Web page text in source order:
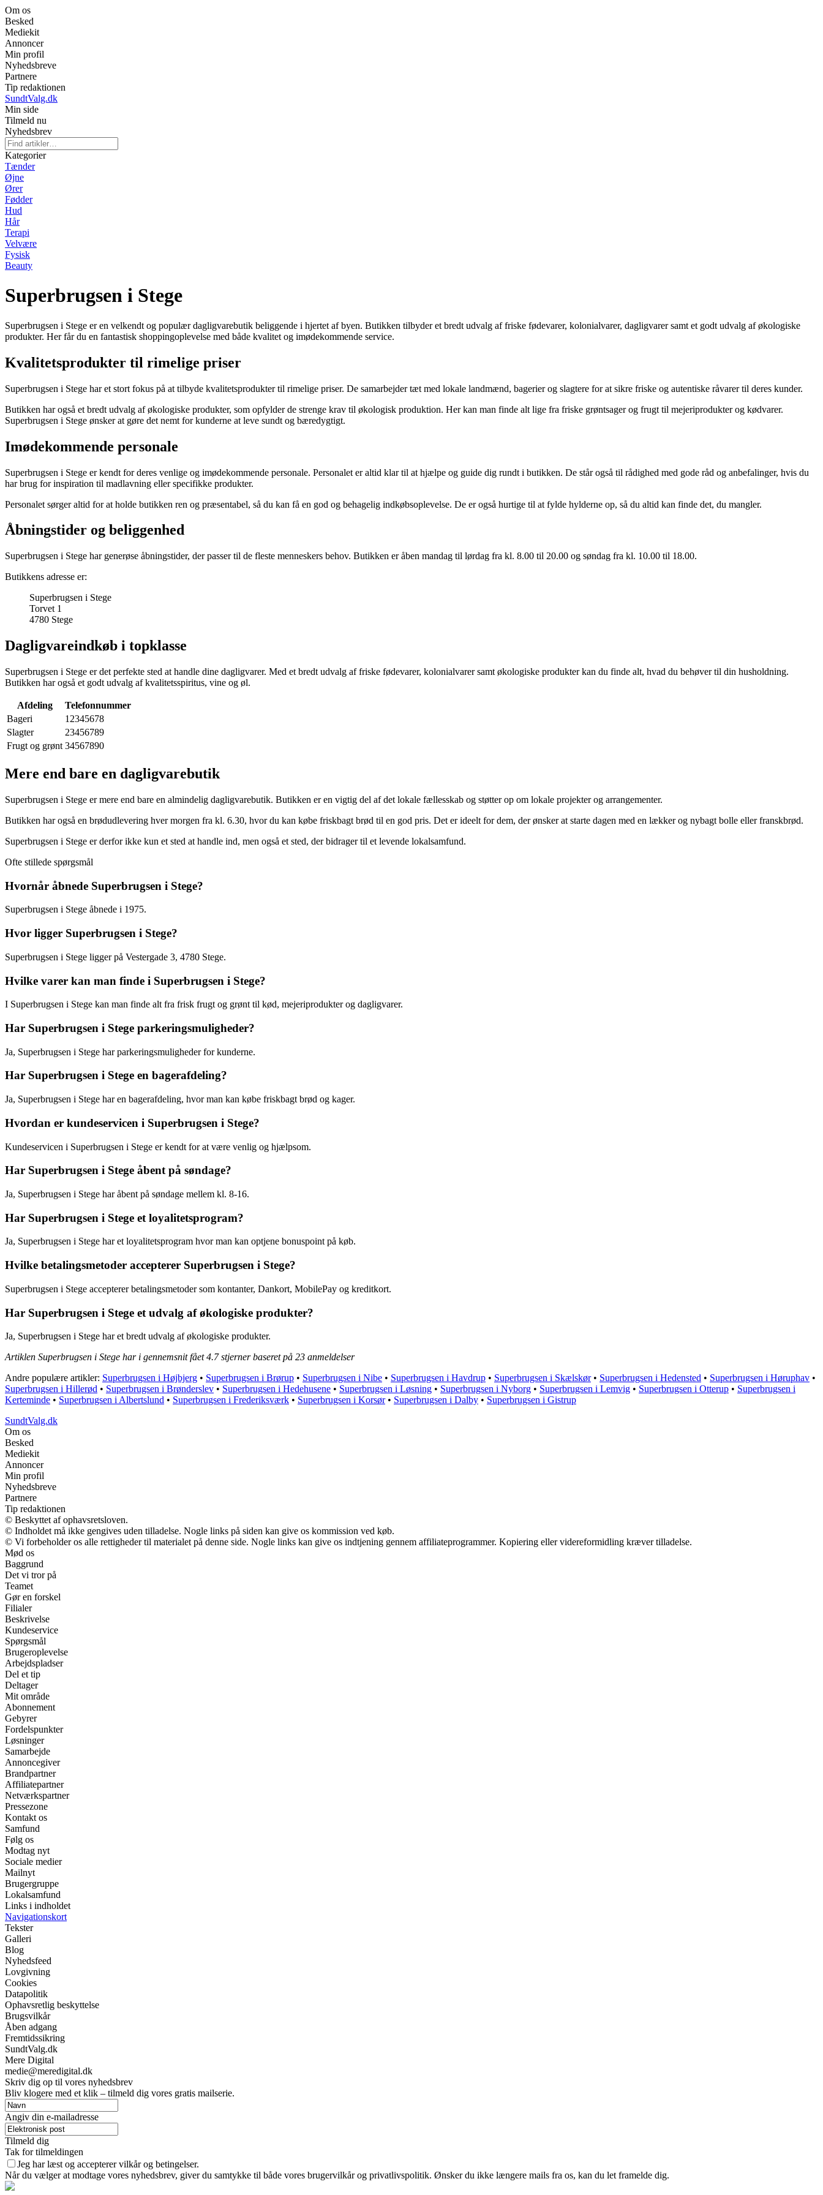
Om os
Besked
Mediekit
Annoncer
Min profil
Nyhedsbreve
Partnere
Tip redaktionen
SundtValg.dk
Min side
Tilmeld nu
Nyhedsbrev
Kategorier
Tænder
Øjne
Ører
Fødder
Hud
Hår
Terapi
Velvære
Fysisk
Beauty
Superbrugsen i Stege
Superbrugsen i Stege er en velkendt og populær dagligvarebutik beliggende i hjertet af byen. Butikken tilbyder et bredt udvalg af friske fødevarer, kolonialvarer, dagligvarer samt et godt udvalg af økologiske
produkter. Her får du en fantastisk shoppingoplevelse med både kvalitet og imødekommende service.
Kvalitetsprodukter til rimelige priser
Superbrugsen i Stege har et stort fokus på at tilbyde kvalitetsprodukter til rimelige priser. De samarbejder tæt med lokale landmænd, bagerier og slagtere for at sikre friske og autentiske råvarer til deres kunder.
Butikken har også et bredt udvalg af økologiske produkter, som opfylder de strenge krav til økologisk produktion. Her kan man finde alt lige fra friske grøntsager og frugt til mejeriprodukter og kødvarer.
Superbrugsen i Stege ønsker at gøre det nemt for kunderne at leve sundt og bæredygtigt.
Imødekommende personale
Superbrugsen i Stege er kendt for deres venlige og imødekommende personale. Personalet er altid klar til at hjælpe og guide dig rundt i butikken. De står også til rådighed med gode råd og anbefalinger, hvis du
har brug for inspiration til madlavning eller specifikke produkter.
Personalet sørger altid for at holde butikken ren og præsentabel, så du kan få en god og behagelig indkøbsoplevelse. De er også hurtige til at fylde hylderne op, så du altid kan finde det, du mangler.
Åbningstider og beliggenhed
Superbrugsen i Stege har generøse åbningstider, der passer til de fleste menneskers behov. Butikken er åben mandag til lørdag fra kl. 8.00 til 20.00 og søndag fra kl. 10.00 til 18.00.
Butikkens adresse er:
Superbrugsen i Stege
Torvet 1
4780 Stege
Dagligvareindkøb i topklasse
Superbrugsen i Stege er det perfekte sted at handle dine dagligvarer. Med et bredt udvalg af friske fødevarer, kolonialvarer samt økologiske produkter kan du finde alt, hvad du behøver til din husholdning.
Butikken har også et godt udvalg af kvalitetsspiritus, vine og øl.
Afdeling
Telefonnummer
Bageri
12345678
Slagter
23456789
Frugt og grønt 34567890
Mere end bare en dagligvarebutik
Superbrugsen i Stege er mere end bare en almindelig dagligvarebutik. Butikken er en vigtig del af det lokale fællesskab og støtter op om lokale projekter og arrangementer.
Butikken har også en brødudlevering hver morgen fra kl. 6.30, hvor du kan købe friskbagt brød til en god pris. Det er ideelt for dem, der ønsker at starte dagen med en lækker og nybagt bolle eller franskbrød.
Superbrugsen i Stege er derfor ikke kun et sted at handle ind, men også et sted, der bidrager til et levende lokalsamfund.
Ofte stillede spørgsmål
Hvornår åbnede Superbrugsen i Stege?
Superbrugsen i Stege åbnede i 1975.
Hvor ligger Superbrugsen i Stege?
Superbrugsen i Stege ligger på Vestergade 3, 4780 Stege.
Hvilke varer kan man finde i Superbrugsen i Stege?
I Superbrugsen i Stege kan man finde alt fra frisk frugt og grønt til kød, mejeriprodukter og dagligvarer.
Har Superbrugsen i Stege parkeringsmuligheder?
Ja, Superbrugsen i Stege har parkeringsmuligheder for kunderne.
Har Superbrugsen i Stege en bagerafdeling?
Ja, Superbrugsen i Stege har en bagerafdeling, hvor man kan købe friskbagt brød og kager.
Hvordan er kundeservicen i Superbrugsen i Stege?
Kundeservicen i Superbrugsen i Stege er kendt for at være venlig og hjælpsom.
Har Superbrugsen i Stege åbent på søndage?
Ja, Superbrugsen i Stege har åbent på søndage mellem kl. 8-16.
Har Superbrugsen i Stege et loyalitetsprogram?
Ja, Superbrugsen i Stege har et loyalitetsprogram hvor man kan optjene bonuspoint på køb.
Hvilke betalingsmetoder accepterer Superbrugsen i Stege?
Superbrugsen i Stege accepterer betalingsmetoder som kontanter, Dankort, MobilePay og kreditkort.
Har Superbrugsen i Stege et udvalg af økologiske produkter?
Ja, Superbrugsen i Stege har et bredt udvalg af økologiske produkter.
Artiklen Superbrugsen i Stege har i gennemsnit fået4.7stjerner baseret på 23 anmeldelser
Andre populære artikler: Superbrugsen i Højbjerg • Superbrugsen i Brørup • Superbrugsen i Nibe • Superbrugsen i Havdrup • Superbrugsen i Skælskør• Superbrugsen i Hedensted • Superbrugsen i Høruphav •
Superbrugsen i Hillerød • Superbrugsen i Brønderslev • Superbrugsen i Hedehusene • Superbrugsen i Løsning • Superbrugsen i Nyborg • Superbrugsen i Lemvig • Superbrugsen i Otterup • Superbrugsen i
Kerteminde • Superbrugsen i Albertslund • Superbrugsen i Frederiksværk • Superbrugsen i Korsør• Superbrugsen i Dalby • Superbrugsen i Gistrup
SundtValg.dk
Om os
Besked
Mediekit
Annoncer
Min profil
Nyhedsbreve
Partnere
Tip redaktionen
© Beskyttet af ophavsretsloven.
© Indholdet må ikke gengives uden tilladelse. Nogle links på siden kan give os kommission ved køb.
© Vi forbeholder os alle rettigheder til materialet på denne side. Nogle links kan give os indtjening gennem affiliateprogrammer. Kopiering eller videreformidling kræver tilladelse.
Mød os
Baggrund
Det vi tror på
Teamet
Gør en forskel
Filialer
Beskrivelse
Kundeservice
Spørgsmål
Brugeroplevelse
Arbejdspladser
Del et tip
Deltager
Mit område
Abonnement
Gebyrer
Fordelspunkter
Løsninger
Samarbejde
Annoncegiver
Brandpartner
Affiliatepartner
Netværkspartner
Pressezone
Kontakt os
Samfund
Følg os
Modtag nyt
Sociale medier
Mailnyt
Brugergruppe
Lokalsamfund
Links i indholdet
Navigationskort
Tekster
Galleri
Blog
Nyhedsfeed
Lovgivning
Cookies
Datapolitik
Ophavsretlig beskyttelse
Brugsvilkår
Åben adgang
Fremtidssikring
SundtValg.dk
Mere Digital
medie@meredigital.dk
Skriv dig op til vores nyhedsbrev
Bliv klogere med et klik – tilmeld dig vores gratis mailserie.
Angiv din e-mailadresse
Tilmeld dig
Tak for tilmeldingen
Jeg har læst og accepterer vilkår og betingelser.
Når du vælger at modtage vores nyhedsbrev, giver du samtykke til både vores brugervilkår og privatlivspolitik. Ønsker du ikke længere mails fra os, kan du let framelde dig.